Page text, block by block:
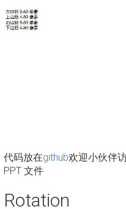
代码放在github欢迎小伙伴
PPT 文件
Rotation